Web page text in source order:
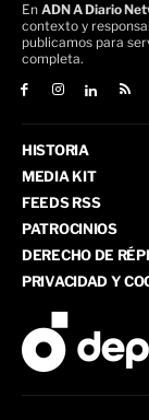
En ADN A Diario
contexto y
publicamos para
completa.
HISTORIA
MEDIA KIT
FEEDS RSS
PATROCINIOS
DERECHO DE
PRIVACIDAD Y